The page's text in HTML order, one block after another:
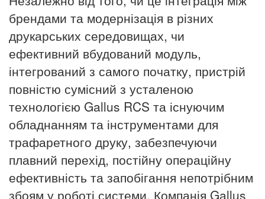
брендами та модернізація в різних
друкарських середовищах, чи
ефективний вбудований модуль,
інтегрований з самого початку, пристрій
повністю сумісний з усталеною
технологією Gallus RCS та існуючим
обладнанням та інструментами для
трафаретного друку, забезпечуючи
плавний перехід, постійну операційну
ефективність та запобігання непотрібним
збоям у роботі системи. Компанія Gallus